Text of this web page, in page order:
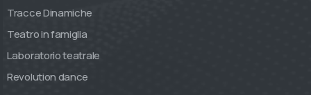
Tracce Dinamiche
Teatro in famiglia
Laboratorio teatrale
Revolution dance